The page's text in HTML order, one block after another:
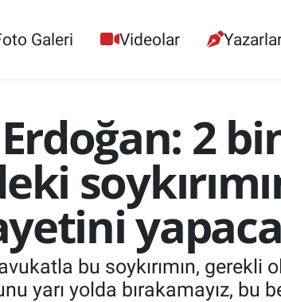
Galeri Videolar
2
bu soykırımın, gerekli
yarı yolda bırakamayız, bu